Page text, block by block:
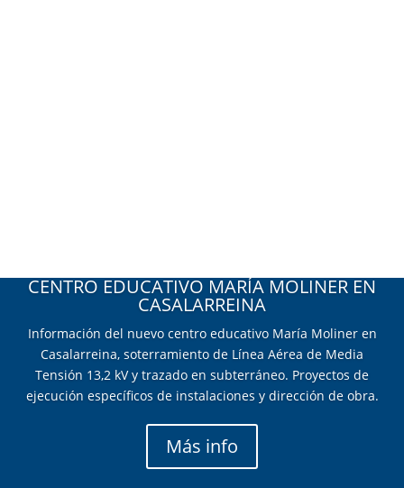
CENTRO EDUCATIVO MARÍA MOLINER EN
CASALARREINA
Información del nuevo centro educativo María Moliner en
Casalarreina, soterramiento de Línea Aérea de Media
Tensión 13,2 kV y trazado en subterráneo. Proyectos de
ejecución específicos de instalaciones y dirección de obra.
Más info